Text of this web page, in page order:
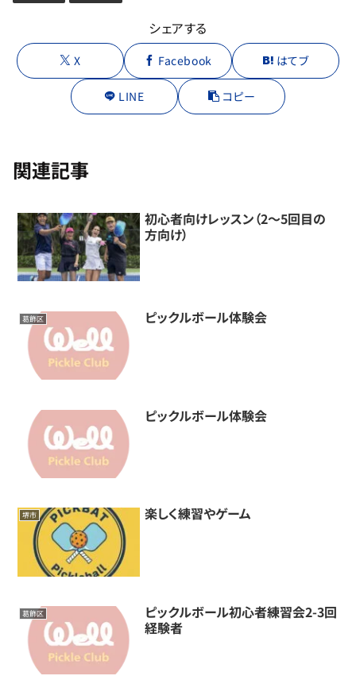
シェアする
X Facebook はてブ
LINE コピー
関連記事
初心者向けレッスン（2～5回目の
方向け）
葛飾区 ピックルボール体験会
ピックルボール体験会
堺市 楽しく練習やゲーム
葛飾区
ピックルボール初心者練習会2-3回
経験者